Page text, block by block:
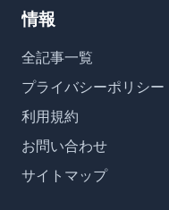
情報
全記事一覧
プライバシーポリシー
利用規約
お問い合わせ
サイトマップ